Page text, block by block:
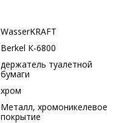
WasserKRAFT
Berkel К-6800
держатель туалетной
бумаги
хром
Металл, хромоникелевое
покрытие